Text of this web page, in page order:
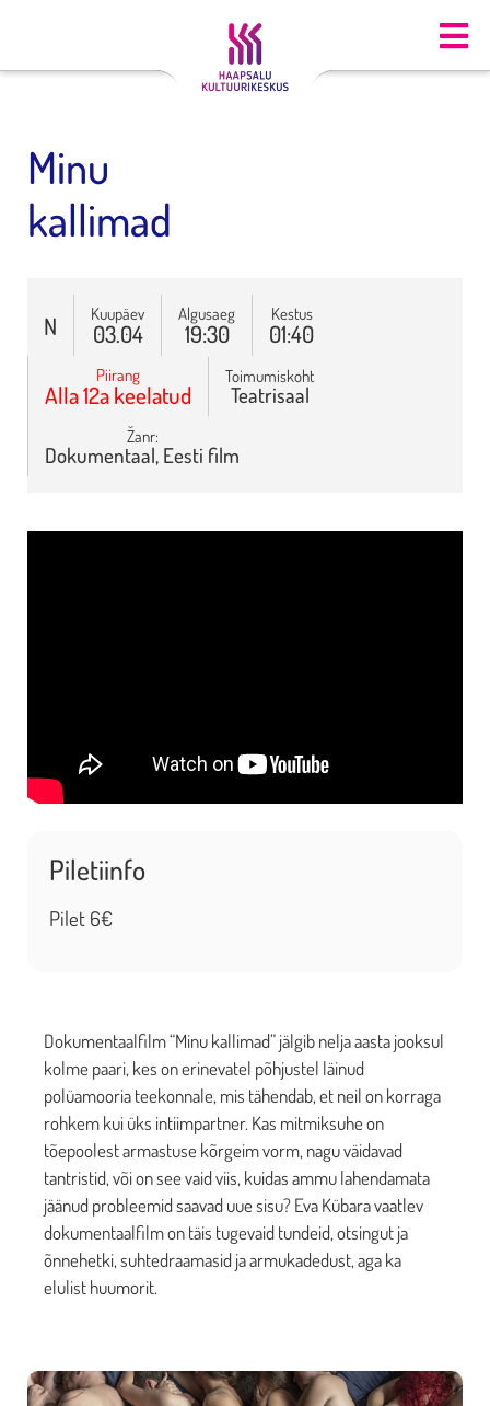
Minu
kallimad
N Kuupäev
03.04
Algusaeg
19:30
Kestus
01:40
Piirang
Alla 12a keelatud
Toimumiskoht
Teatrisaal
Žanr:
Dokumentaal, Eesti film
Dokumentaalfilm “Minu kallimad” jälgib nelja aasta jooksul
kolme paari, kes on erinevatel põhjustel läinud
polüamooria teekonnale, mis tähendab, et neil on korraga
rohkem kui üks intiimpartner. Kas mitmiksuhe on
tõepoolest armastuse kõrgeim vorm, nagu väidavad
tantristid, või on see vaid viis, kuidas ammu lahendamata
jäänud probleemid saavad uue sisu? Eva Kübara vaatlev
dokumentaalfilm on täis tugevaid tundeid, otsingut ja
õnnehetki, suhtedraamasid ja armukadedust, aga ka
elulist huumorit.
Piletiinfo
Pilet 6€